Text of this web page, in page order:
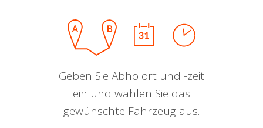
Geben Sie Abholort und -zeit
ein und wählen Sie das
gewünschte Fahrzeug aus.